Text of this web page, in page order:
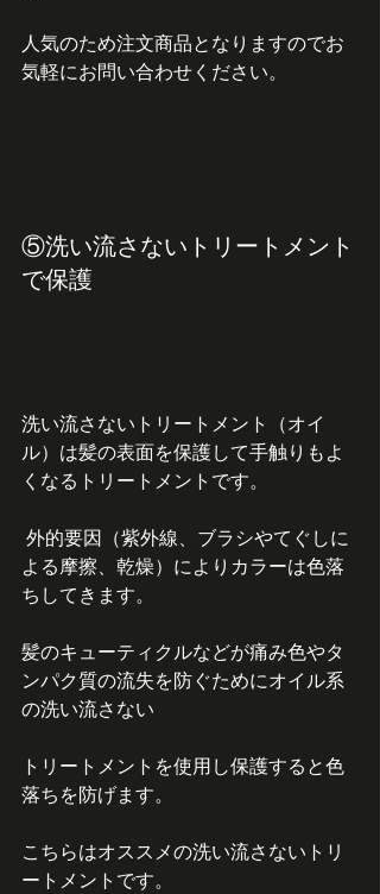
人気のため注文商品となりますのでお
気軽にお問い合わせください。
⑤洗い流さないトリートメント
で保護
洗い流さないトリートメント（オイ
ル）は髪の表面を保護して手触りもよ
くなるトリートメントです。
よる摩擦、乾燥）によりカラーは色落
ちしてきます。
髪のキューティクルなどが痛み色やタ
ンパク質の流失を防ぐためにオイル系
の洗い流さない
トリートメントを使用し保護すると色
落ちを防げます。
こちらはオススメの洗い流さないトリ
ートメントです。